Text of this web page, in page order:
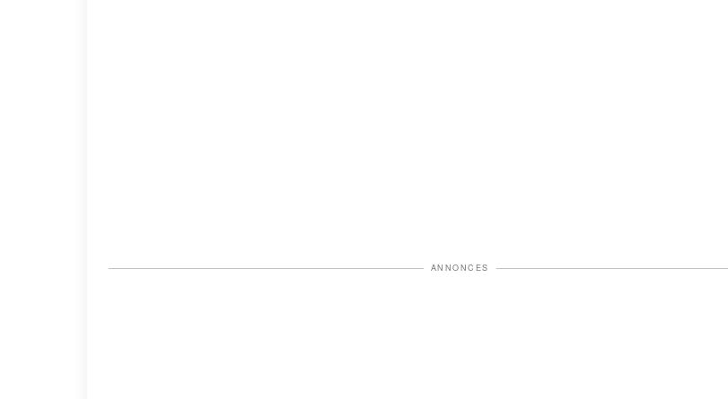
ANNONCES